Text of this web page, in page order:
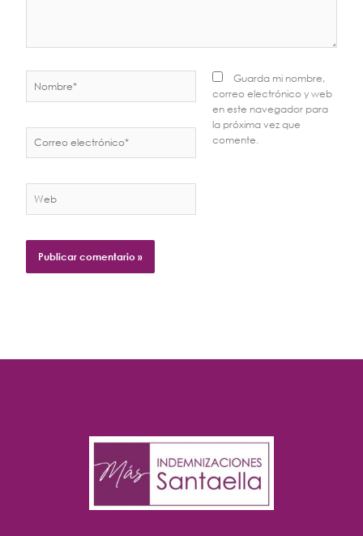
electrónico*
Guarda mi nombre,
correo electrónico y web
en este navegador para
la próxima vez que
comente.